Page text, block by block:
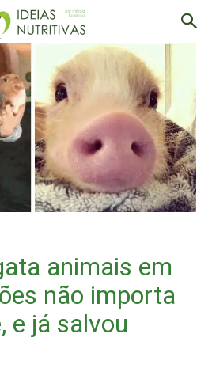
animais em
não importa
e já salvou